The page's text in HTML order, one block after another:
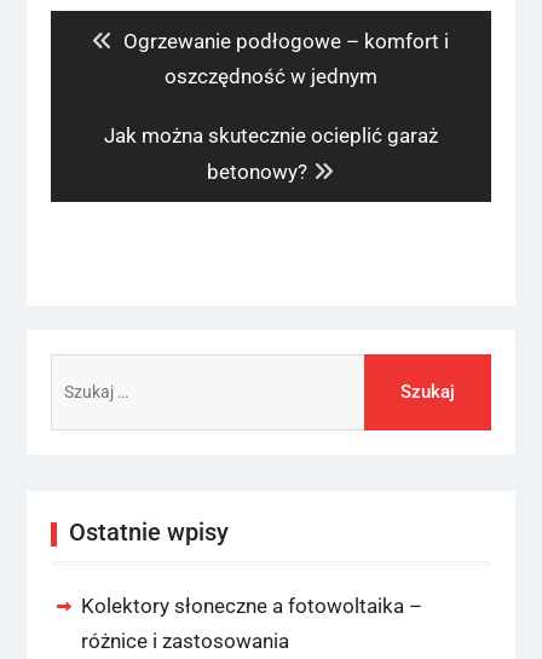
Previous
post:
Ogrzewanie podłogowe – komfort i
oszczędność w jednym
Next
Jak można skutecznie ocieplić garaż
betonowy?
Ostatnie wpisy
Kolektory słoneczne a fotowoltaika –
różnice i zastosowania